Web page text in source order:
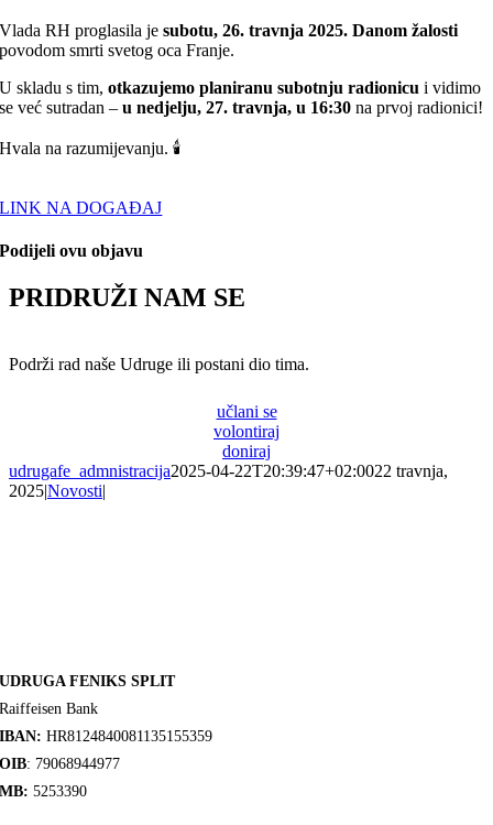
Vlada RH proglasila jesubotu, 26. travnja 2025. Danom žalosti
povodom smrti svetog oca Franje.
U skladu s tim,otkazujemo planiranu subotnju radionicu i vidimo
se već sutradan –u nedjelju, 27. travnja, u 16:30 na prvoj radionici!
Hvala na razumijevanju. 🕯
LINK NA DOGAĐAJ
Podijeli ovu objavu
PRIDRUŽI NAM SE
Podrži rad naše Udruge ili postani dio tima.
učlani se
volontiraj
doniraj
udrugafe_admnistracija2025-04-22T20:39:47+02:0022 travnja,
2025|Novosti|
UDRUGA FENIKS SPLIT
Raiffeisen Bank
IBAN: HR8124840081135155359
OIB: 79068944977
MB: 5253390